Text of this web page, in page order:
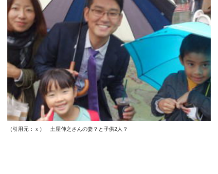
（引用元：ｘ） 土屋伸之さんの妻？と子供2人？